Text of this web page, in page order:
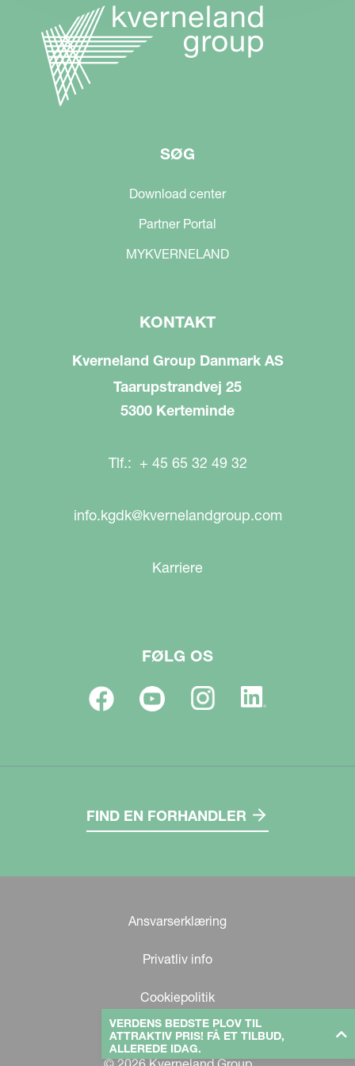
VERDENS BEDSTE PLOV TIL
ATTRAKTIV PRIS! FÅ ET TILBUD,
ALLEREDE IDAG.
SØG
Download center
Partner Portal
MYKVERNELAND
KONTAKT
Kverneland Group Danmark AS
Taarupstrandvej 25
5300 Kerteminde
Tlf.: + 45 65 32 49 32
info.kgdk@kvernelandgroup.com
Karriere
FØLG OS
FIND EN FORHANDLER
Ansvarserklæring
Privatliv info
Cookiepolitik